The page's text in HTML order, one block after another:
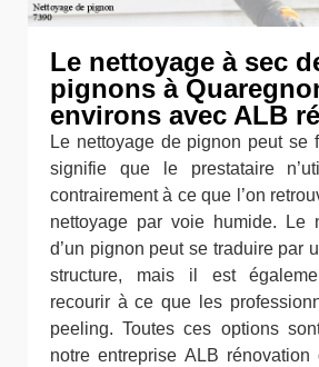
Le nettoyage à sec
pignons à
environs avec ALB
Le nettoyage de pignon peut se
signifie que le prestataire
contrairement à ce que l’on
nettoyage par voie humide. Le
d’un pignon peut se traduire par
structure, mais il est
recourir à ce que les
peeling. Toutes ces options
notre entreprise ALB